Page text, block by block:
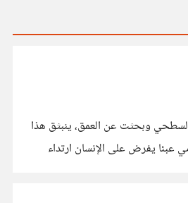
وبحثت عن العمق، ينبثق هذا
عبئا يفرض على الإنسان ارتداء